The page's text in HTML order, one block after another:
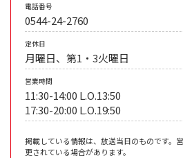
電話番号
0544-24-2760
定休日
月曜日、第1・3火曜日
営業時間
11:30-14:00 L.O.13:50
17:30-20:00 L.O.19:50
掲載している情報は、放送当日のものです。
更されている場合があります。